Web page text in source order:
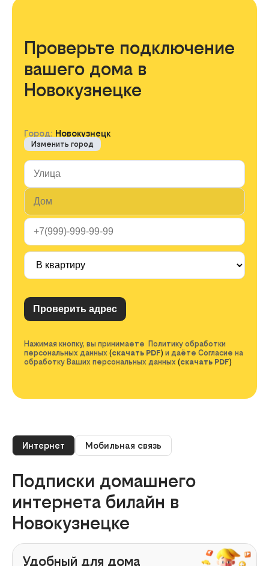
Проверьте подключение
вашего дома в
Новокузнецке
Город: Новокузнецк
Изменить город
Нажимая кнопку, вы принимаете Политику обработки
персональных данных (скачать PDF) и даёте Согласие на
обработку Ваших персональных данных (скачать PDF)
Интернет Мобильная связь
Подписки домашнего
интернета билайн в
Новокузнецке
Удобный для дома